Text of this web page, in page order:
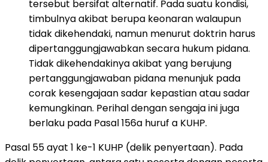
tersebut bersifat alternatif. Pada suatu kondisi,
timbulnya akibat berupa keonaran walaupun
tidak dikehendaki, namun menurut doktrin harus
dipertanggungjawabkan secara hukum pidana.
Tidak dikehendakinya akibat yang berujung
pertanggungjawaban pidana menunjuk pada
corak kesengajaan sadar kepastian atau sadar
kemungkinan. Perihal dengan sengaja ini juga
berlaku pada Pasal 156a huruf a KUHP.
Pasal 55 ayat 1 ke-1 KUHP (delik penyertaan). Pada